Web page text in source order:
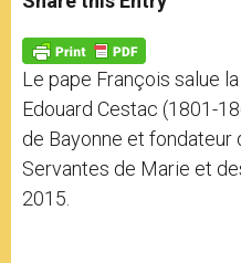
s
p
p
e
g
e
r
b
o
k
Le pape François salue
Edouard Cestac (1801-
de Bayonne et fondateur
Servantes de Marie et
2015.